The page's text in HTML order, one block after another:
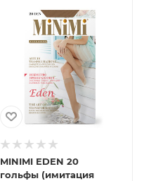
MINIMI EDEN 20
гольфы (имитация